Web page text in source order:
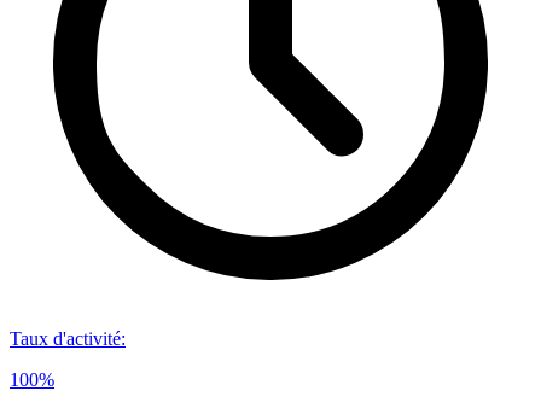
Taux d'activité:
100%